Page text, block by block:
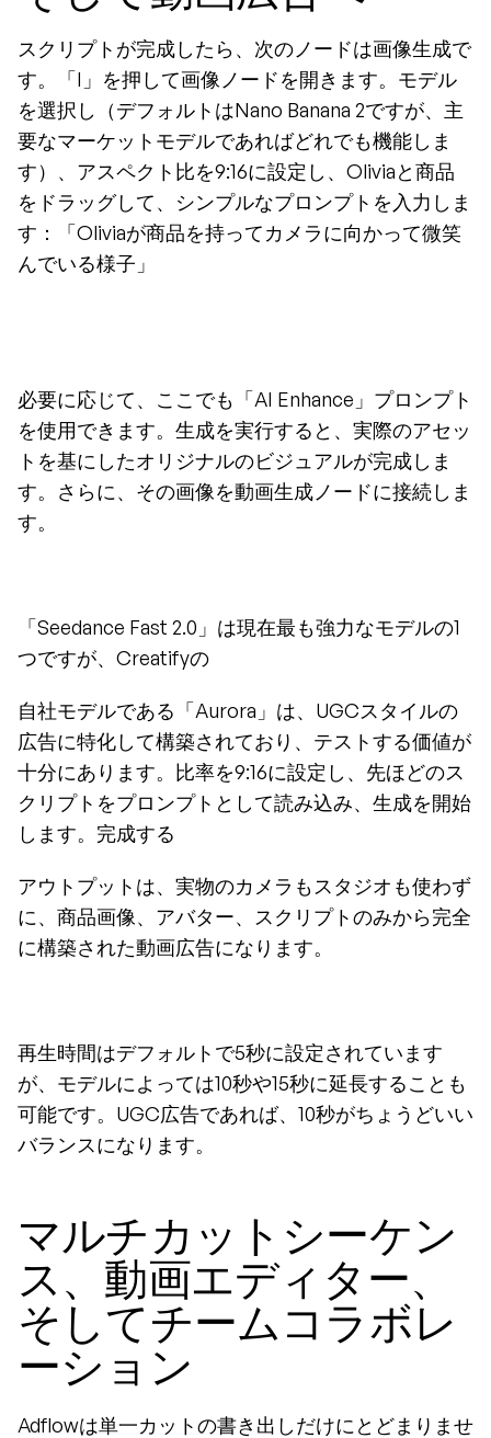
スクリプトが完成したら、次のノードは画像生成で
す。「I」を押して画像ノードを開きます。モデル
を選択し（デフォルトはNano Banana 2ですが、主
要なマーケットモデルであればどれでも機能しま
す）、アスペクト比を9:16に設定し、Oliviaと商品
をドラッグして、シンプルなプロンプトを入力しま
す：「Oliviaが商品を持ってカメラに向かって微笑
んでいる様子」
必要に応じて、ここでも「AI Enhance」プロンプト
を使用できます。生成を実行すると、実際のアセッ
トを基にしたオリジナルのビジュアルが完成しま
す。さらに、その画像を動画生成ノードに接続しま
す。
「Seedance Fast 2.0」は現在最も強力なモデルの1
つですが、Creatifyの
自社モデルである「Aurora」は、UGCスタイルの
広告に特化して構築されており、テストする価値が
十分にあります。比率を9:16に設定し、先ほどのス
クリプトをプロンプトとして読み込み、生成を開始
します。完成する
アウトプットは、実物のカメラもスタジオも使わず
に、商品画像、アバター、スクリプトのみから完全
に構築された動画広告になります。
再生時間はデフォルトで5秒に設定されています
が、モデルによっては10秒や15秒に延長することも
可能です。UGC広告であれば、10秒がちょうどいい
バランスになります。
マルチカットシーケン
ス、動画エディター、
そしてチームコラボレ
ーション
Adflowは単一カットの書き出しだけにとどまりませ